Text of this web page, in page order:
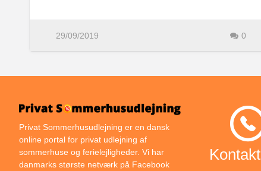
fritidsbolig, fx fordi fritidsboligen: udelukkende
29/09/2019 0
Privat Sommerhusudlejning er en dansk
online portal for privat udlejning af
sommerhuse og ferielejligheder. Vi har
danmarks største netværk på Facebook
Kontakt